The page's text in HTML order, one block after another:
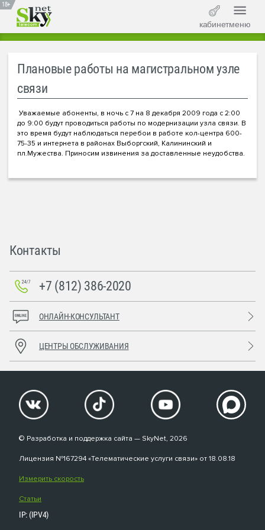
18+
кабинетменю
Плановые работы на магистральном узле
связи
Уважаемые абоненты, в ночь с 7 на 8 декабря 2009 года с 2:00
до 9:00 будут проводиться работы по модернизации узла связи. В
это время будут наблюдаться перебои в работе кол-центра 600-
75-35 и интернета в районах Выборгский, Калининский и
пл.Мужества. Приносим извинения за доставленные неудобства.
Контакты
+7 (812) 386-2020
ОНЛАЙН-КОНСУЛЬТАНТ
ЦЕНТРЫ ОБСЛУЖИВАНИЯ
© Разработка и поддержка сайта — SkyNet, 2026
Лицензия №167294 «Телематические услуги связи» от 18.08.18
Измерить скорость
Статьи
IP: (IPV4)